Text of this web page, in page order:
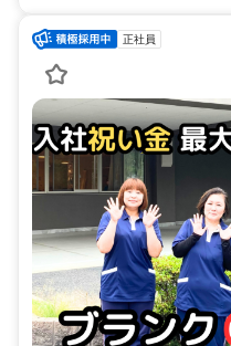
正社員